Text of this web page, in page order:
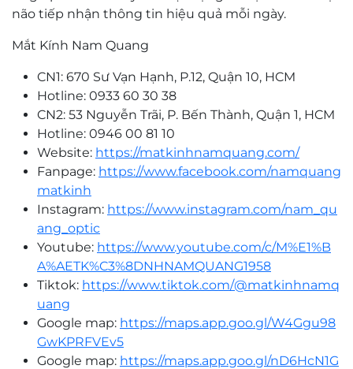
não tiếp nhận thông tin hiệu quả mỗi ngày.
Mắt Kính Nam Quang
CN1: 670 Sư Vạn Hạnh, P.12, Quận 10, HCM
Hotline: 0933 60 30 38
CN2: 53 Nguyễn Trãi, P. Bến Thành, Quận 1, HCM
Hotline: 0946 00 81 10
Website: https://matkinhnamquang.com/
Fanpage: https://www.facebook.com/namquang
matkinh
Instagram: https://www.instagram.com/nam_qu
ang_optic
Youtube: https://www.youtube.com/c/M%E1%B
A%AETK%C3%8DNHNAMQUANG1958
Tiktok: https://www.tiktok.com/@matkinhnamq
uang
Google map: https://maps.app.goo.gl/W4Ggu98
GwKPRFVEv5
Google map: https://maps.app.goo.gl/nD6HcN1G